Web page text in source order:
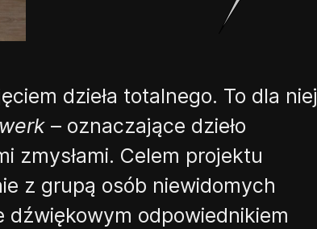
dzieła totalnego. To dla niej
– oznaczające dzieło
zmysłami. Celem projektu
z grupą osób niewidomych
odpowiednikiem